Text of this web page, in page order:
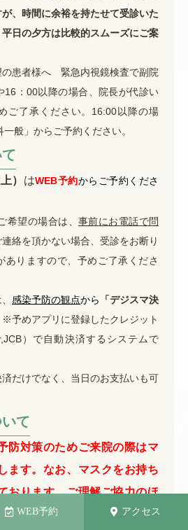
WEB予約 アクセス
、 時間に余裕を持たせて受診いた
日の夕方は比較的スムーズにご案
患者様へ 緊急内視鏡検査で副院
16：00以降の場合、院長が代診い
ご了承ください。16:00以降の場
般」からご予約ください。
） はWEB予約からご予約 くださ
希望の場合は、 事前にお電話で問
連絡を頂かない場合、受診をお断り
ありますので、予めご了承くださ
感染予防の観点から
「デジスマ決
※予めアプリに登録したクレジット
）で自動決済するシステムで
だけでなく、当日のお支払いも可
て
防対策のためご来院の際はマ
ます。 なお、マスクをお持ち
おります。ご理解ご協力のほ
上げます。